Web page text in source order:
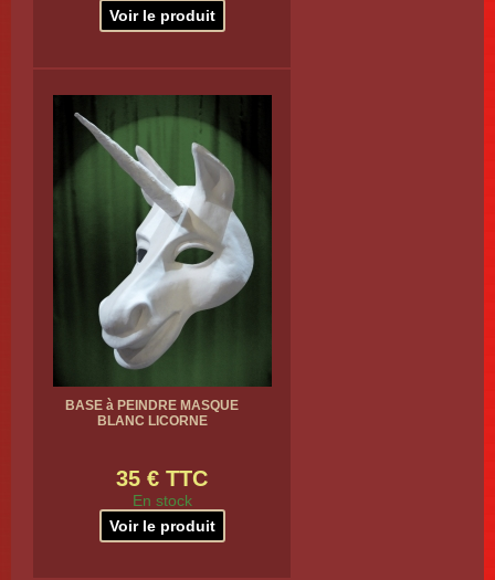
Voir le produit
BASE à PEINDRE MASQUE
BLANC LICORNE
35 € TTC
En stock
Voir le produit